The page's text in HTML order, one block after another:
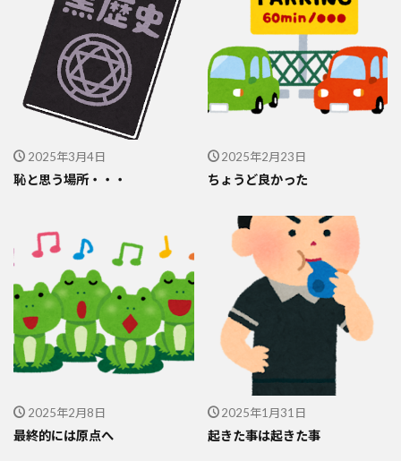
2025年3月4日
恥と思う場所・・・
2025年2月23日
ちょうど良かった
2025年2月8日
最終的には原点へ
2025年1月31日
起きた事は起きた事